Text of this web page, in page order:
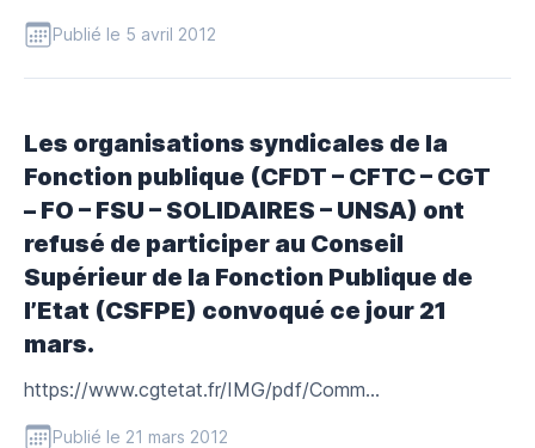
Publié le 5 avril 2012
Les organisations syndicales de la
Fonction publique (CFDT – CFTC – CGT
– FO – FSU – SOLIDAIRES – UNSA) ont
refusé de participer au Conseil
Supérieur de la Fonction Publique de
l’Etat (CSFPE) convoqué ce jour 21
mars.
https://www.cgtetat.fr/IMG/pdf/Comm...
Publié le 21 mars 2012